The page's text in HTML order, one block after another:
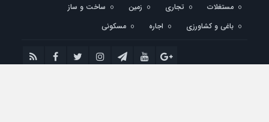
مستغلات تجاری زمین
ساخت و ساز
باغی و کشاورزی
اجاره مسکونی